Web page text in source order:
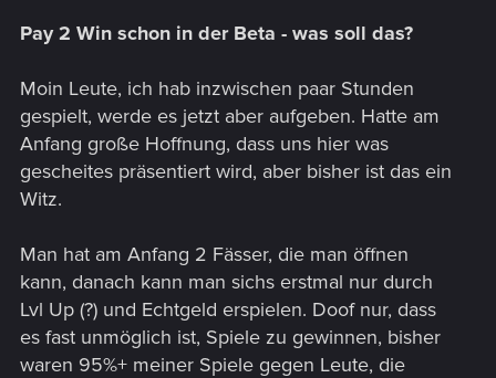
Pay 2 Win schon in der Beta - was soll das?
Moin Leute, ich hab inzwischen paar Stunden
gespielt, werde es jetzt aber aufgeben. Hatte am
Anfang große Hoffnung, dass uns hier was
gescheites präsentiert wird, aber bisher ist das ein
Witz.
Man hat am Anfang 2 Fässer, die man öffnen
kann, danach kann man sichs erstmal nur durch
Lvl Up (?) und Echtgeld erspielen. Doof nur, dass
es fast unmöglich ist, Spiele zu gewinnen, bisher
waren 95%+ meiner Spiele gegen Leute, die